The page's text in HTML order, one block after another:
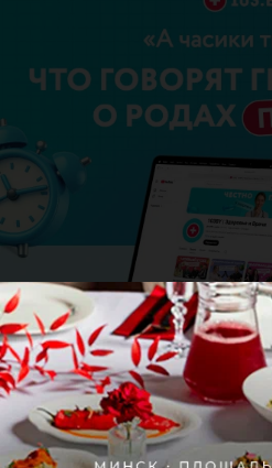
Отзывы 1